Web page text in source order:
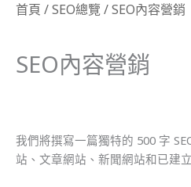
首頁 /SEO總覽 / SEO內容營銷
SEO內容營銷
我們將撰寫一篇獨特的 500 字
站、文章網站、新聞網站和已建